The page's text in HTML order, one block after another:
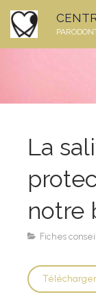
La
notre
Fiches
Télécharger